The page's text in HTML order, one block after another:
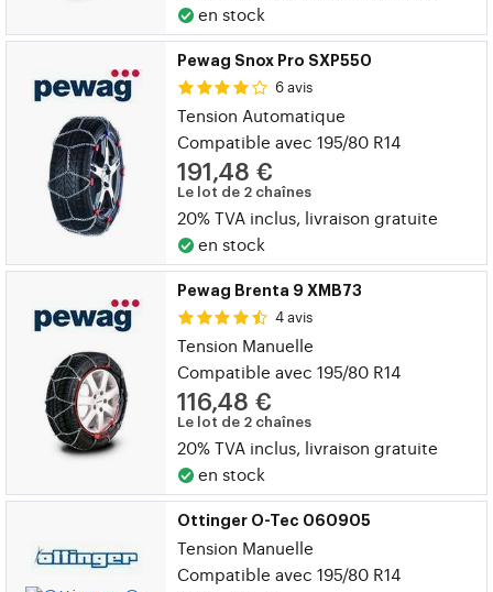
en stock
Pewag Snox Pro SXP550
6 avis
Tension Automatique
Compatible avec 195/80 R14
191,48 €
Le lot de 2 chaînes
20% TVA inclus, livraison gratuite
en stock
Pewag Brenta 9 XMB73
4 avis
Tension Manuelle
Compatible avec 195/80 R14
116,48 €
Le lot de 2 chaînes
20% TVA inclus, livraison gratuite
en stock
Ottinger O-Tec 060905
Tension Manuelle
Compatible avec 195/80 R14